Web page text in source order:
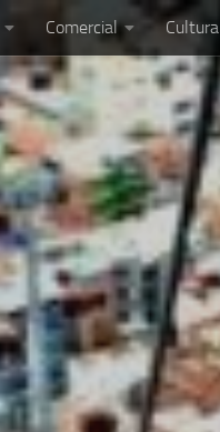
Comercial Cultura